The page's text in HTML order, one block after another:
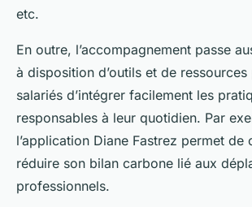
etc.
En outre, l’accompagnement passe
à disposition d’outils et de
salariés d’intégrer facilement les
responsables à leur quotidien. Par
l’application Diane Fastrez permet de
réduire son bilan carbone lié aux
professionnels.